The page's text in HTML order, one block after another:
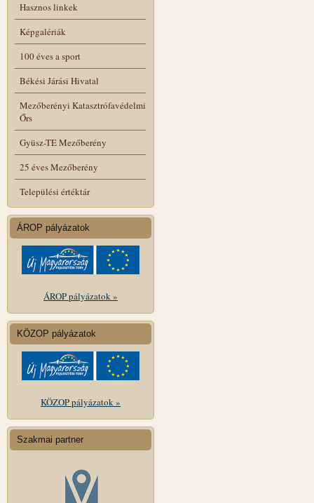
Hasznos linkek
Képgalériák
100 éves a sport
Békési Járási Hivatal
Mezőberényi Katasztrófavédelmi
Őrs
Gyüsz-TE Mezőberény
25 éves Mezőberény
Települési értéktár
ÁROP pályázatok
ÁROP pályázatok »
KÖZOP pályázatok
KÖZOP pályázatok »
Szakmai partner